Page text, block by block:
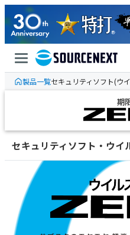
製品一覧セキュリティソフト(ウ
期
ウイル
高コ
スーパ
多機
目的・用途
セキュリティソフト・ウイ